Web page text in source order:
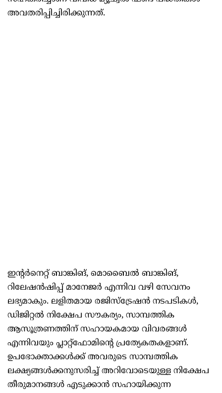
അവതരിപ്പിച്ചിരിക്കുന്നത്.
ഇന്റർനെറ്റ് ബാങ്കിങ്, മൊബൈൽ ബാങ്കിങ്,
റിലേഷൻഷിപ്പ് മാനേജർ എന്നിവ വഴി സേവനം
ലഭ്യമാകും. ലളിതമായ രജിസ്ട്രേഷൻ നടപടികൾ,
ഡിജിറ്റൽ നിക്ഷേപ സൗകര്യം, സാമ്പത്തിക
ആസൂത്രണത്തിന് സഹായകമായ വിവരങ്ങൾ
എന്നിവയും പ്ലാറ്റ്ഫോമിന്റെ പ്രത്യേകതകളാണ്.
ഉപഭോക്താക്കൾക്ക് അവരുടെ സാമ്പത്തിക
ലക്ഷ്യങ്ങൾക്കനുസരിച്ച് അറിവോടെയുള്ള നിക്ഷേപ
തീരുമാനങ്ങൾ എടുക്കാൻ സഹായിക്കുന്ന